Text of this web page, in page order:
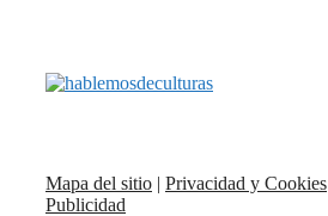
Mapa del sitio | Privacidad y Cookies
Publicidad